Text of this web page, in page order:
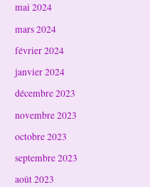
mai 2024
mars 2024
février 2024
janvier 2024
décembre 2023
novembre 2023
octobre 2023
septembre 2023
août 2023